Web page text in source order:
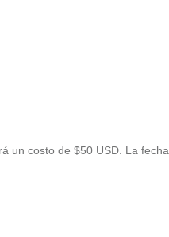
un costo de $50 USD. La fecha